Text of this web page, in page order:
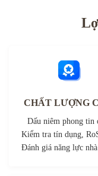
CHẤT LƯỢNG
Dấu niêm phong tin
Kiểm tra tín dụng,
Đánh giá năng lực nhà